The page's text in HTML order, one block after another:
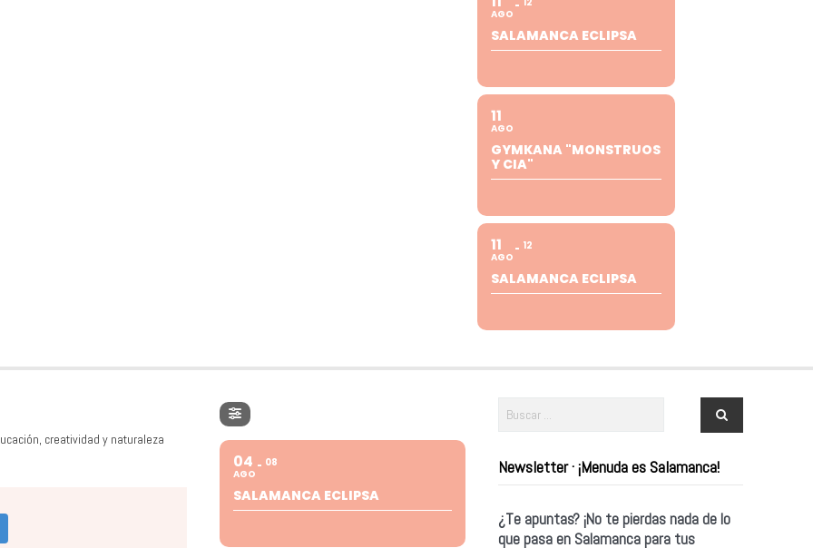
AGO
SALAMANCA ECLIPSA
11
AGO
GYMKANA "MONSTRUOS
Y CIA"
11
AGO
12
SALAMANCA ECLIPSA
creatividad y naturaleza
04
AGO
08
SALAMANCA ECLIPSA
Newsletter · ¡Menuda es Salamanca!
¿Te apuntas? ¡No te pierdas nada de lo
que pasa en Salamanca para tus